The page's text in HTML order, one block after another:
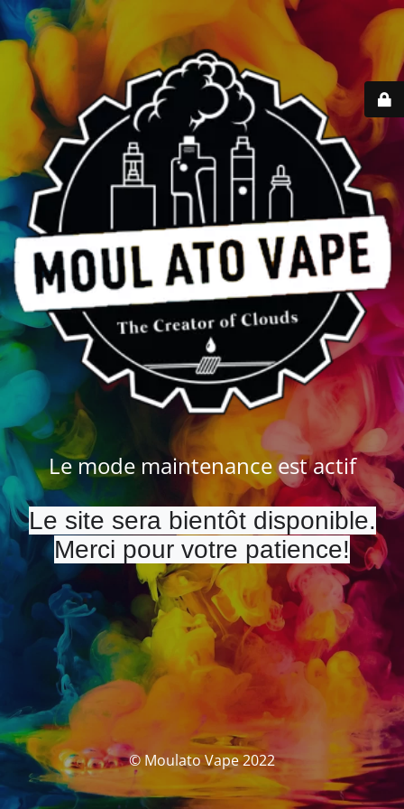
Le mode maintenance est actif
Le site sera bientôt disponible.
Merci pour votre patience!
© Moulato Vape 2022